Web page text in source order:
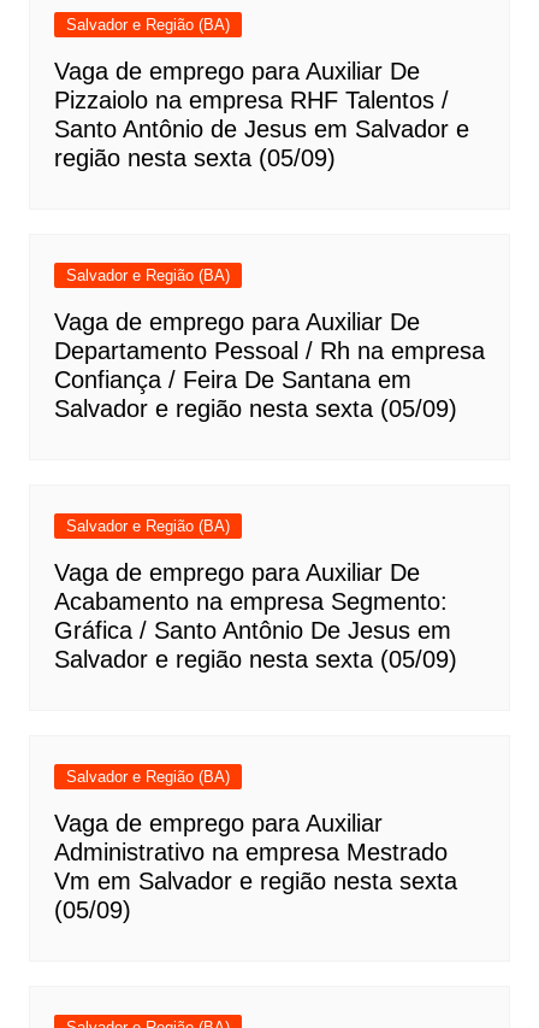
Salvador e Região (BA)
Vaga de emprego para Auxiliar De
Pizzaiolo na empresa RHF Talentos /
Santo Antônio de Jesus em Salvador e
região nesta sexta (05/09)
Salvador e Região (BA)
Vaga de emprego para Auxiliar De
Departamento Pessoal / Rh na empresa
Confiança / Feira De Santana em
Salvador e região nesta sexta (05/09)
Salvador e Região (BA)
Vaga de emprego para Auxiliar De
Acabamento na empresa Segmento:
Gráfica / Santo Antônio De Jesus em
Salvador e região nesta sexta (05/09)
Salvador e Região (BA)
Vaga de emprego para Auxiliar
Administrativo na empresa Mestrado
Vm em Salvador e região nesta sexta
(05/09)